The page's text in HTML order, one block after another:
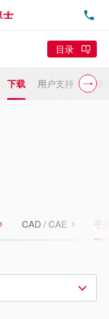
目录
下载 用户支持 价格
CAD / CAE 手